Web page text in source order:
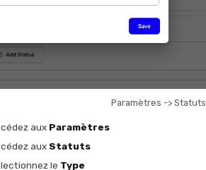
Paramètres -> Statuts
aux Paramètres
auxStatuts
le Type